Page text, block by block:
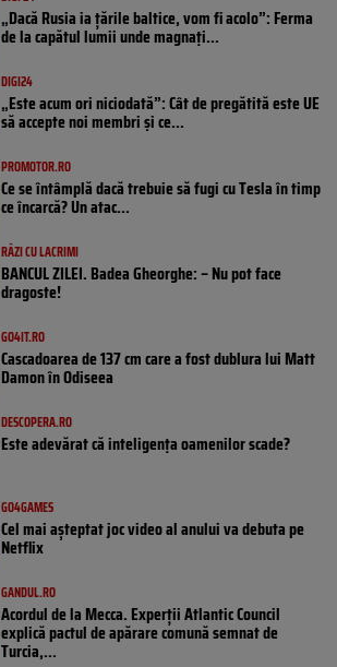
„Dacă Rusia ia țările baltice, vom fi acolo”: Ferma
de la capătul lumii unde magnați...
DIGI24
„Este acum ori niciodată”: Cât de pregătită este UE
să accepte noi membri și ce...
PROMOTOR.RO
Ce se întâmplă dacă trebuie să fugi cu Tesla în timp
ce încarcă? Un atac...
RÂZI CU LACRIMI
BANCUL ZILEI. Badea Gheorghe: – Nu pot face
dragoste!
GO4IT.RO
Cascadoarea de 137 cm care a fost dublura lui Matt
Damon în Odiseea
DESCOPERA.RO
Este adevărat că inteligența oamenilor scade?
GO4GAMES
Cel mai așteptat joc video al anului va debuta pe
Netflix
GANDUL.RO
Acordul de la Mecca. Experții Atlantic Council
explică pactul de apărare comună semnat de
Turcia,...